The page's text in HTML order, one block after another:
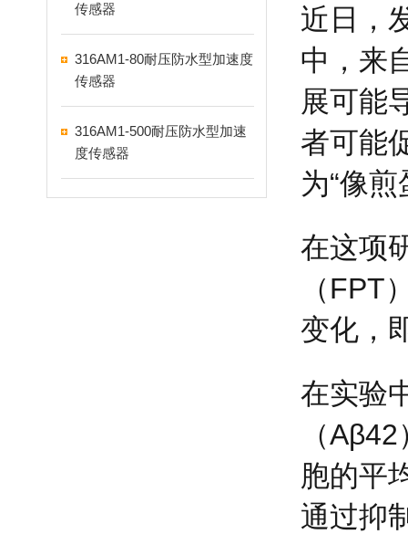
传感器
316AM1-80耐压防水型加速度
传感器
316AM1-500耐压防水型加速
度传感器
近日，
中，来
展可能
者可能
为“像
在这项
（FPT
变化，
在实验
（
胞的平
通过抑